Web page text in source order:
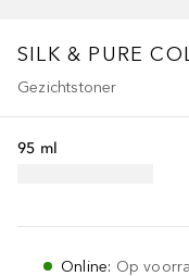
SILK & PURE
Gezichtstoner
95 ml
Online: Op